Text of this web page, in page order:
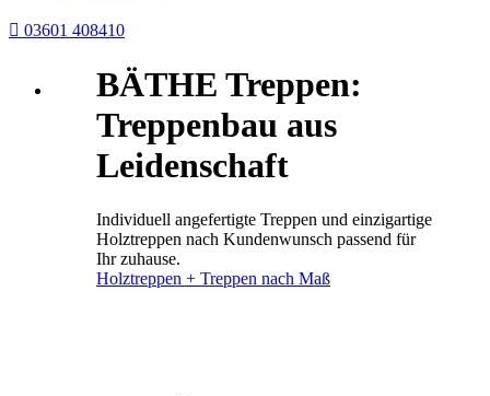
 03601 408410
BÄTHE Treppen:
Treppenbau aus
Leidenschaft
Individuell angefertigte Treppen und einzigartige
Holztreppen nach Kundenwunsch passend für
Ihr zuhause.
Holztreppen + Treppen nach Maß